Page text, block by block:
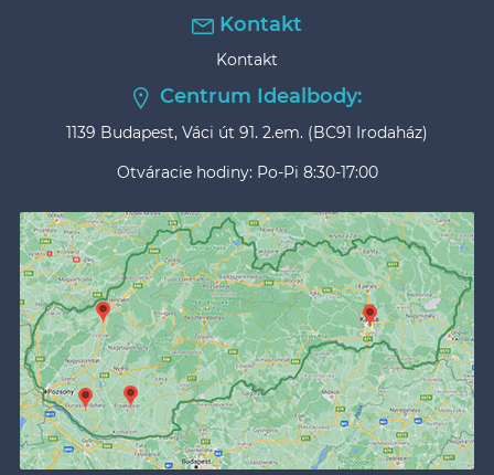
Kontakt
Kontakt
Centrum Idealbody:
1139 Budapest, Váci út 91. 2.em. (BC91 Irodaház)
Otváracie hodiny: Po-Pi 8:30-17:00